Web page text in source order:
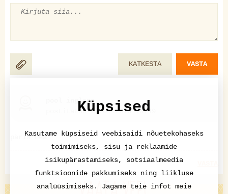
KATKESTA VASTA
pool inglane
postitatud 12.01.2016 15:49
päris hea
Küpsised
Kasutame küpsiseid veebisaidi nõuetekohaseks
toimimiseks, sisu ja reklaamide
isikupärastamiseks, sotsiaalmeedia
funktsioonide pakkumiseks ning liikluse
analüüsimiseks. Jagame teie infot meie